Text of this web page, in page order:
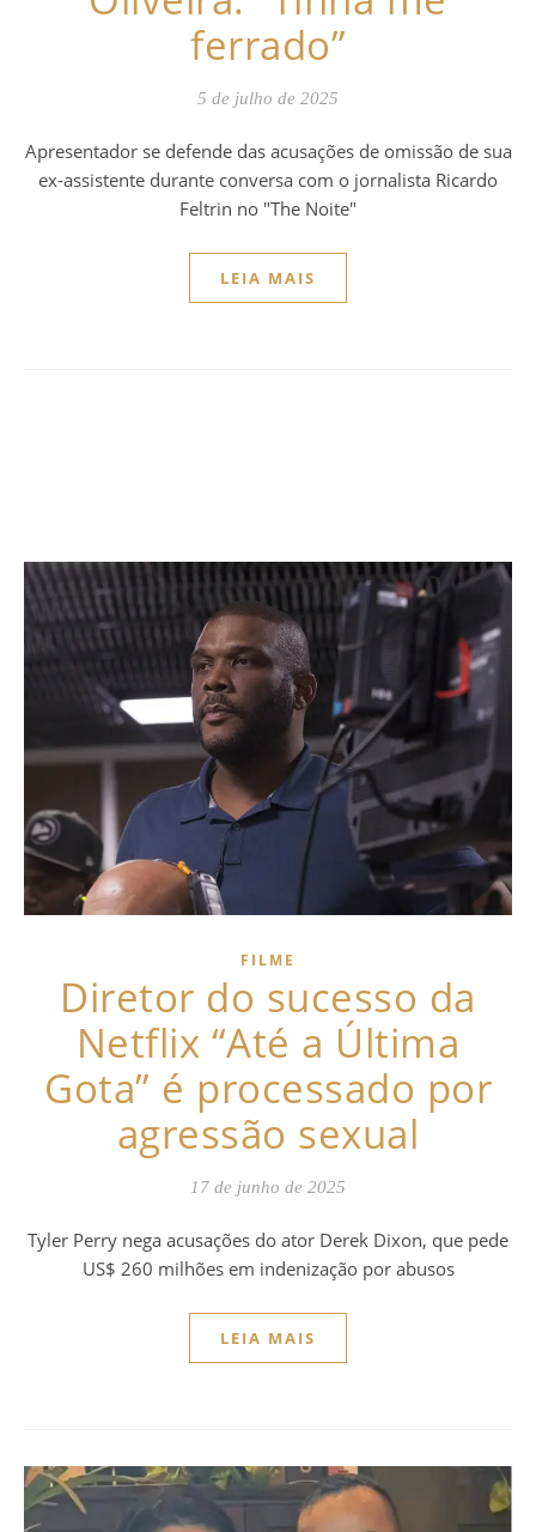
ferrado”
5 de julho de 2025
Apresentador se defende das acusações de omissão de sua
ex-assistente durante conversa com o jornalista Ricardo
Feltrin no "The Noite"
LEIA MAIS
FILME
Diretor do sucesso da
Netflix “Até a Última
Gota” é processado por
agressão sexual
17 de junho de 2025
Tyler Perry nega acusações do ator Derek Dixon, que pede
US$ 260 milhões em indenização por abusos
LEIA MAIS